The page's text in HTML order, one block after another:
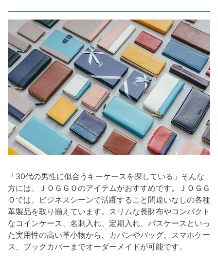
「30代の男性に似合うキーケースを探している」そんな
方には、ＪＯＧＧＯのアイテムがおすすめです。ＪＯＧＧ
Ｏでは、ビジネスシーンで活躍すること間違いなしの各種
革製品を取り揃えています。スリムな長財布やコンパクト
なコインケース、名刺入れ、定期入れ、パスケースといっ
た実用性の高い革小物から、カバンやバッグ、スマホケー
ス、ブックカバーまでオーダーメイドが可能です。